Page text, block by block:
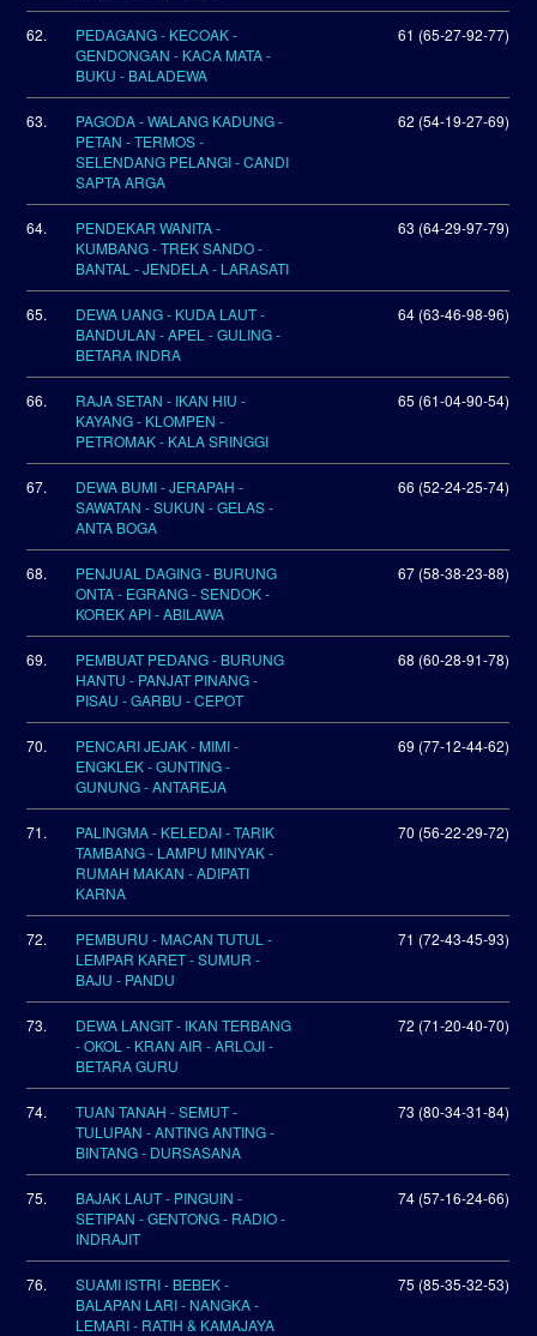
62.
PEDAGANG - KECOAK -
GENDONGAN - KACA MATA -
BUKU - BALADEWA
61 (65-27-92-77)
63.
PAGODA - WALANG KADUNG -
PETAN - TERMOS -
SELENDANG PELANGI - CANDI
SAPTA ARGA
62 (54-19-27-69)
64.
PENDEKAR WANITA -
KUMBANG - TREK SANDO -
BANTAL - JENDELA - LARASATI
63 (64-29-97-79)
65.
DEWA UANG - KUDA LAUT -
BANDULAN - APEL - GULING -
BETARA INDRA
64 (63-46-98-96)
66.
RAJA SETAN - IKAN HIU -
KAYANG - KLOMPEN -
PETROMAK - KALA SRINGGI
65 (61-04-90-54)
67.
DEWA BUMI - JERAPAH -
SAWATAN - SUKUN - GELAS -
ANTA BOGA
66 (52-24-25-74)
68.
PENJUAL DAGING - BURUNG
ONTA - EGRANG - SENDOK -
KOREK API - ABILAWA
67 (58-38-23-88)
69.
PEMBUAT PEDANG - BURUNG
HANTU - PANJAT PINANG -
PISAU - GARBU - CEPOT
68 (60-28-91-78)
70.
PENCARI JEJAK - MIMI -
ENGKLEK - GUNTING -
GUNUNG - ANTAREJA
69 (77-12-44-62)
71.
PALINGMA - KELEDAI - TARIK
TAMBANG - LAMPU MINYAK -
RUMAH MAKAN - ADIPATI
KARNA
70 (56-22-29-72)
72.
PEMBURU - MACAN TUTUL -
LEMPAR KARET - SUMUR -
BAJU - PANDU
71 (72-43-45-93)
73.
DEWA LANGIT - IKAN TERBANG
- OKOL - KRAN AIR - ARLOJI -
BETARA GURU
72 (71-20-40-70)
74.
TUAN TANAH - SEMUT -
TULUPAN - ANTING ANTING -
BINTANG - DURSASANA
73 (80-34-31-84)
75.
BAJAK LAUT - PINGUIN -
SETIPAN - GENTONG - RADIO -
INDRAJIT
74 (57-16-24-66)
76.
SUAMI ISTRI - BEBEK -
BALAPAN LARI - NANGKA -
LEMARI - RATIH & KAMAJAYA
75 (85-35-32-53)